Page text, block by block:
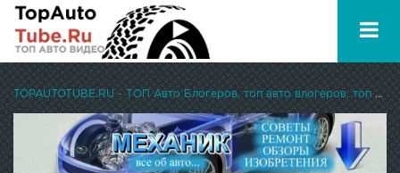
TOPAUTOTUBE.RU - ТОП Авто Блогеров, топ авто влогеров, топ авто ютуберов